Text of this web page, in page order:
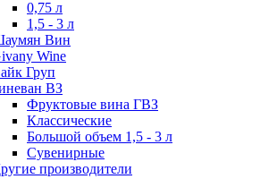
0,75 л
1,5 - 3 л
Вин
Wine
Груп
ВЗ
Фруктовые вина ГВЗ
Классические
Большой объем 1,5 - 3 л
Сувенирные
производители